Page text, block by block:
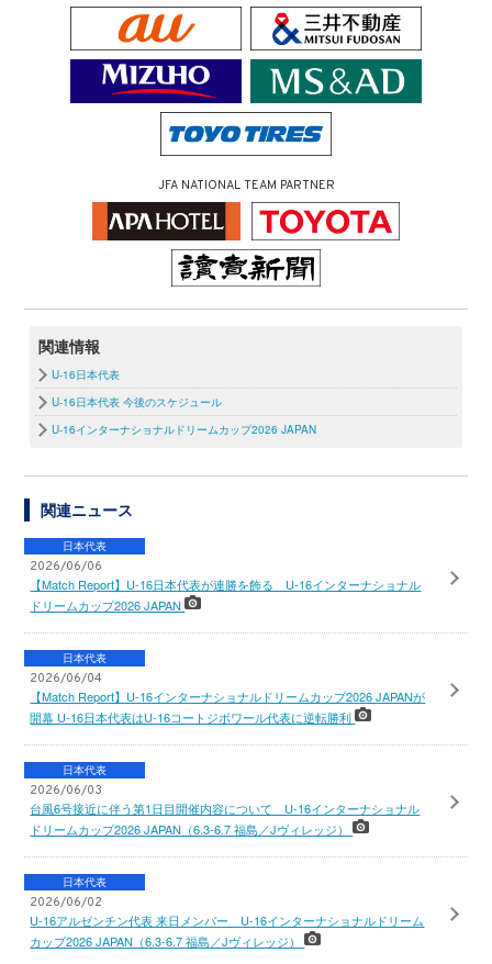
JFA NATIONAL TEAM PARTNER
関連情報
U-16日本代表
U-16日本代表 今後のスケジュール
U-16インターナショナルドリームカップ2026 JAPAN
関連ニュース
日本代表
2026/06/06
【Match Report】U-16日本代表が連勝を飾る U-16インターナショナル
ドリームカップ2026 JAPAN
日本代表
2026/06/04
【Match Report】U-16インターナショナルドリームカップ2026 JAPANが
開幕 U-16日本代表はU-16コートジボワール代表に逆転勝利
日本代表
2026/06/03
台風6号接近に伴う第1日目開催内容について U-16インターナショナル
ドリームカップ2026 JAPAN（6.3-6.7 福島／Jヴィレッジ）
日本代表
2026/06/02
U-16アルゼンチン代表 来日メンバー U-16インターナショナルドリーム
カップ2026 JAPAN（6.3-6.7 福島／Jヴィレッジ）